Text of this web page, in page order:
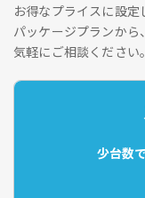
お得なプライスに設定
パッケージプランか
気軽にご相談ください。
少台数